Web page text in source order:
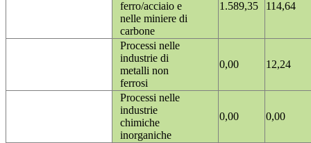
ferro/acciaio e
nelle miniere di
carbone
1.589,35 114,64
Processi nelle
industrie di
metalli non
ferrosi
0,00 12,24
Processi nelle
industrie
chimiche
inorganiche
0,00 0,00